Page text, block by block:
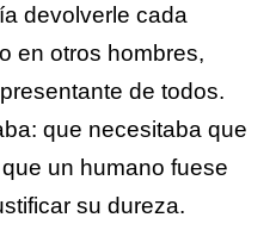
devolverle cada
en otros hombres,
de todos.
que necesitaba que
un humano fuese
su dureza.